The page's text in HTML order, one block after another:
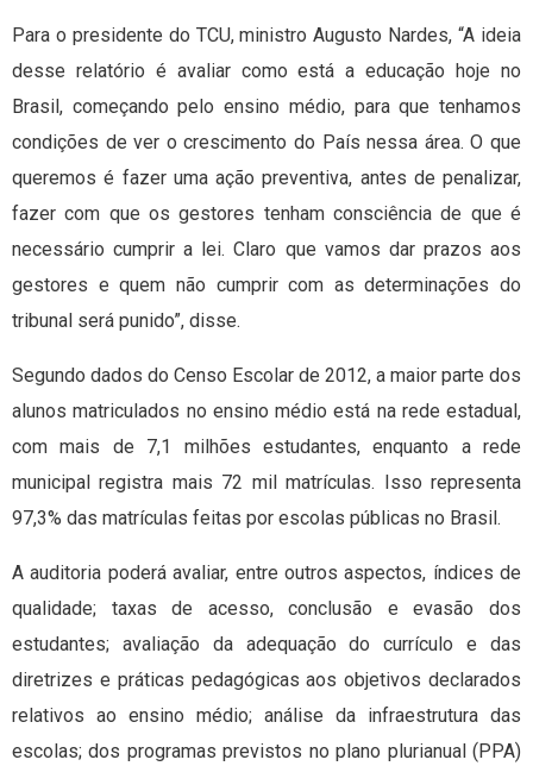
Para o presidente do TCU, ministro Augusto Nardes, “A ideia
desse relatório é avaliar como está a educação hoje no
Brasil, começando pelo ensino médio, para que tenhamos
condições de ver o crescimento do País nessa área. O que
queremos é fazer uma ação preventiva, antes de penalizar,
fazer com que os gestores tenham consciência de que é
necessário cumprir a lei. Claro que vamos dar prazos aos
gestores e quem não cumprir com as determinações do
tribunal será punido”, disse.
Segundo dados do Censo Escolar de 2012, a maior parte dos
alunos matriculados no ensino médio está na rede estadual,
com mais de 7,1 milhões estudantes, enquanto a rede
municipal registra mais 72 mil matrículas. Isso representa
97,3% das matrículas feitas por escolas públicas no Brasil.
A auditoria poderá avaliar, entre outros aspectos, índices de
qualidade; taxas de acesso, conclusão e evasão dos
estudantes; avaliação da adequação do currículo e das
diretrizes e práticas pedagógicas aos objetivos declarados
relativos ao ensino médio; análise da infraestrutura das
escolas; dos programas previstos no plano plurianual (PPA)